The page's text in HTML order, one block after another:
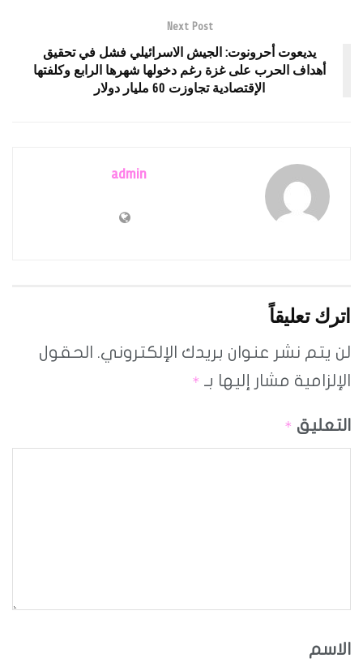
Next Post
يديعوت أحرونوت: الجيش الاسرائيلي فشل في تحقيق
أهداف الحرب على غزة رغم دخولها شهرها الرابع وكلفتها
الإقتصادية تجاوزت 60 مليار دولار
admin
اترك تعليقاً
لن يتم نشر عنوان بريدك الإلكتروني. الحقول
الإلزامية مشار إليها بـ *
التعليق *
الاسم